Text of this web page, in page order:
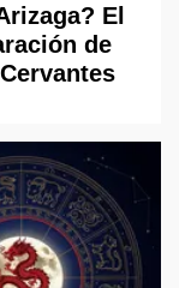
El
de